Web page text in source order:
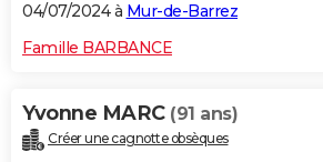
04/07/2024 à Mur-de-Barrez
Famille BARBANCE
Yvonne MARC (91 ans)
Créer une cagnotte obsèques